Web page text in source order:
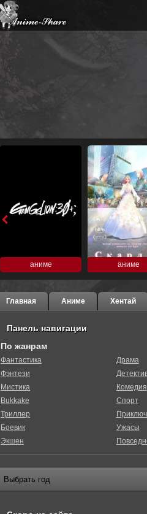
аниме аниме
Главная Аниме Хентай
Панель навигации
По жанрам
Фантастика
Фэнтези
Мистика
Bukkake
Триллер
Боевик
Экшен
Драма
Комедия
Спорт
Ужасы